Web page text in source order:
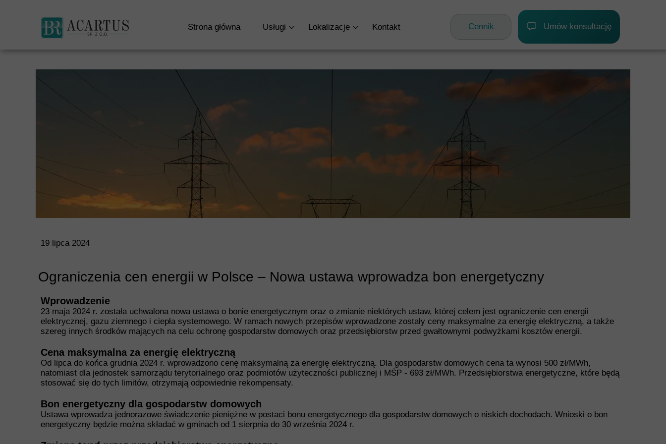
Strona główna Usługi Lokalizacje Kontakt Cennik Umów konsultację
ROZLICZENIA ZAGRANICZNE
DOFINANSOWANIA
19 lipca 2024
Ograniczenia cen energii w Polsce – Nowa ustawa wprowadza bon energetyczny
Wprowadzenie
23 maja 2024 r. została uchwalona nowa ustawa o bonie energetycznym oraz o zmianie niektórych ustaw, której celem jest ograniczenie cen energii
elektrycznej, gazu ziemnego i ciepła systemowego. W ramach nowych przepisów wprowadzone zostały ceny maksymalne za energię elektryczną, a także
szereg innych środków mających na celu ochronę gospodarstw domowych oraz przedsiębiorstw przed gwałtownymi podwyżkami kosztów energii.
Cena maksymalna za energię elektryczną
Od lipca do końca grudnia 2024 r. wprowadzono cenę maksymalną za energię elektryczną. Dla gospodarstw domowych cena ta wynosi 500 zł/MWh,
natomiast dla jednostek samorządu terytorialnego oraz podmiotów użyteczności publicznej i MŚP - 693 zł/MWh. Przedsiębiorstwa energetyczne, które będą
stosować się do tych limitów, otrzymają odpowiednie rekompensaty.
Bon energetyczny dla gospodarstw domowych
Ustawa wprowadza jednorazowe świadczenie pieniężne w postaci bonu energetycznego dla gospodarstw domowych o niskich dochodach. Wnioski o bon
energetyczny będzie można składać w gminach od 1 sierpnia do 30 września 2024 r.